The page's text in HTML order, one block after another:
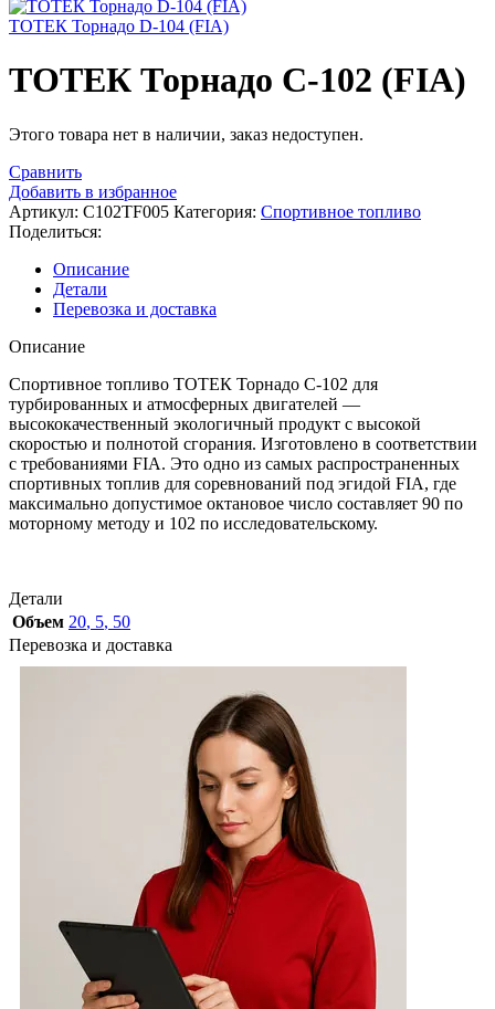
ТОТЕК Торнадо D-104 (FIA)
ТОТЕК Торнадо С-102 (FIA)
Этого товара нет в наличии, заказ недоступен.
Сравнить
Добавить в избранное
Артикул: C102TF005 Категория: Спортивное топливо
Поделиться:
Описание
Детали
Перевозка и доставка
Описание
Спортивное топливо ТОТЕК Торнадо C-102 для
турбированных и атмосферных двигателей —
высококачественный экологичный продукт с высокой
скоростью и полнотой сгорания. Изготовлено в соответствии
с требованиями FIA. Это одно из самых распространенных
спортивных топлив для соревнований под эгидой FIA, где
максимально допустимое октановое число составляет 90 по
моторному методу и 102 по исследовательскому.
Детали
Объем 20, 5, 50
Перевозка и доставка